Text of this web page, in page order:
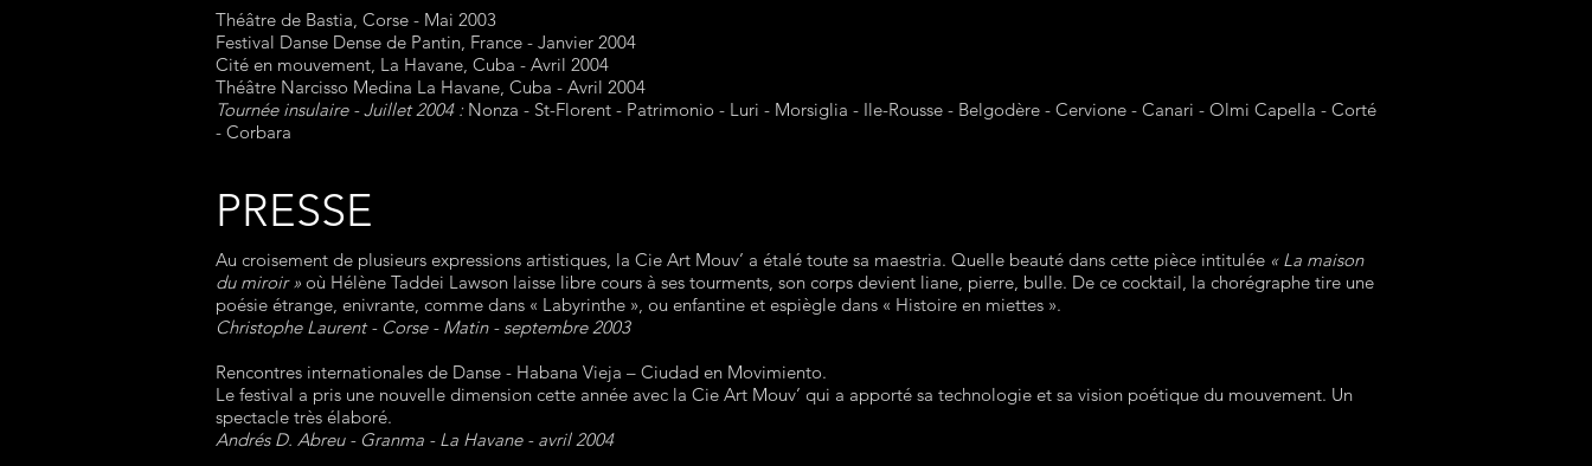
Théâtre de Bastia, Corse - Mai 2003
Festival Danse Dense de Pantin, France - Janvier 2004
Cité en mouvement, La Havane, Cuba - Avril 2004
Théâtre Narcisso Medina La Havane, Cuba - Avril 2004
Tournée insulaire - Juillet 2004 :Nonza - St-Florent - Patrimonio - Luri - Morsiglia - Ile-Rousse - Belgodère - Cervione - Canari - Olmi Capella - Corté
- Corbara
PRESSE
Au croisement de plusieurs expressions artistiques, la Cie Art Mouv’ a étalé toute sa maestria. Quelle beauté dans cette pièce intitulée « La maison
du miroir » où Hélène Taddei Lawson laisse libre cours à ses tourments, son corps devient liane, pierre, bulle. De ce cocktail, la chorégraphe tire une
poésie étrange, enivrante, comme dans « Labyrinthe », ou enfantine et espiègle dans « Histoire en miettes ».
Christophe Laurent - Corse - Matin - septembre 2003
Rencontres internationales de Danse - Habana Vieja – Ciudad en Movimiento.
Le festival a pris une nouvelle dimension cette année avec la Cie Art Mouv’ qui a apporté sa technologie et sa vision poétique du mouvement. Un
spectacle très élaboré.
Andrés D. Abreu - Granma - La Havane - avril 2004